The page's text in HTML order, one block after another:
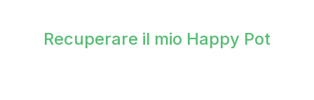
Recuperare il mio Happy Pot